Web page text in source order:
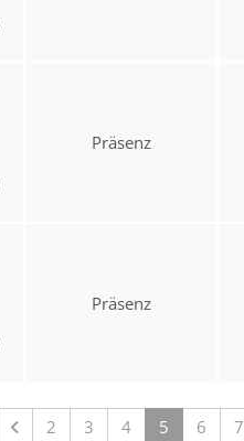
Präsenz
Präsenz
2 3 4 5 6 7